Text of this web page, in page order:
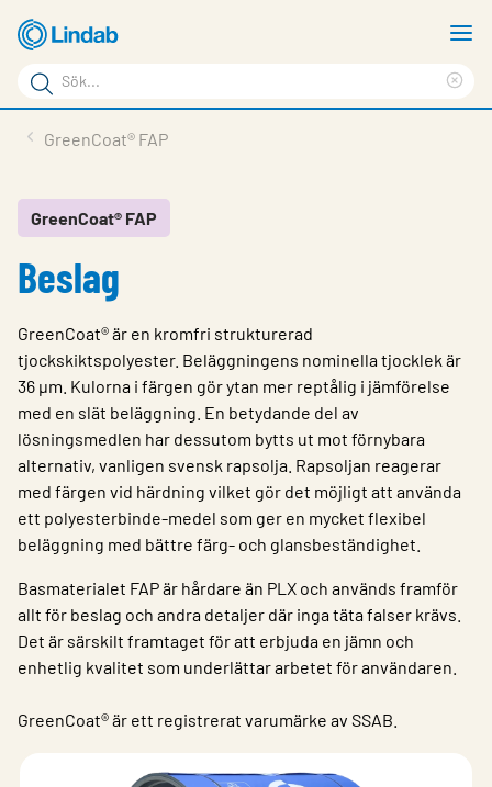
Hoppa
till
huvudinnehållet
Sökord
Sök
på
Service & Support
Hållbarhet
Kontakt
Logga in
Choose languge
Sweden
GreenCoat® FAP
GreenCoat® FAP
Beslag
GreenCoat® är en kromfri strukturerad
tjockskiktspolyester. Beläggningens nominella tjocklek är
36 µm. Kulorna i färgen gör ytan mer reptålig i jämförelse
med en slät beläggning. En betydande del av
lösningsmedlen har dessutom bytts ut mot förnybara
alternativ, vanligen svensk rapsolja. Rapsoljan reagerar
med färgen vid härdning vilket gör det möjligt att använda
ett polyesterbinde-medel som ger en mycket flexibel
beläggning med bättre färg- och glansbeständighet.
Basmaterialet FAP är hårdare än PLX och används framför
allt för beslag och andra detaljer där inga täta falser krävs.
Det är särskilt framtaget för att erbjuda en jämn och
enhetlig kvalitet som underlättar arbetet för användaren.​
GreenCoat® är ett registrerat varumärke av SSAB.​​